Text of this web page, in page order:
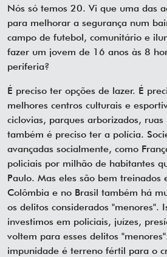
Nós só temos 20. Vi que uma das
para melhorar a segurança num
campo de futebol, comunitário e
fazer um jovem de 16 anos às 8
periferia?
É preciso ter opções de lazer. É
melhores centros culturais e
ciclovias, parques arborizados,
também é preciso ter a polícia.
avançadas socialmente, como
policiais por milhão de habitantes
Paulo. Mas eles são bem treinados
Colômbia e no Brasil também há
os delitos considerados "menores".
investimos em policiais, juízes,
voltem para esses delitos
impunidade é terreno fértil para o